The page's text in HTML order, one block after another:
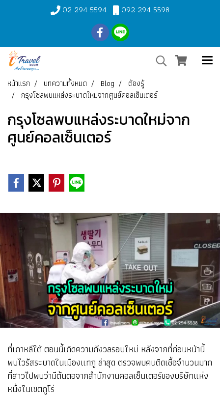
02 294 5594 092 294 5598
หน้าแรก บทความทั้งหมด Blog
ต้องรู้
กรุงโซลพบแหล่งระบาดใหม่จากศูนย์คอลเซ็นเตอร์
กรุงโซลพบแหล่งระบาดใหม่จาก
ศูนย์คอลเซ็นเตอร์
ที่เกาหลีใต้ ตอนนี้เกิดความกังวลรอบใหม่ หลังจากที่ก่อนหน้านี้
พบไวรัสระบาดในเมืองแทกู ล่าสุด ตรวจพบคนติดเชื้อจำนวนมาก
ที่สาวไปพบว่ามีต้นตอจากสำนักงานคอลเซ็นเตอร์ของบริษัทแห่ง
หนึ่งในเขตกูโร่